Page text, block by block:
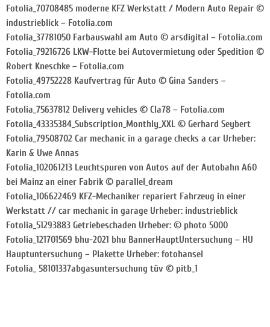
Fotolia_70708485 moderne KFZ Werkstatt / Modern Auto Repair ©
industrieblick – Fotolia.com
Fotolia_37781050 Farbauswahl am Auto © arsdigital – Fotolia.com
Fotolia_79216726 LKW-Flotte bei Autovermietung oder Spedition ©
Robert Kneschke – Fotolia.com
Fotolia_49752228 Kaufvertrag für Auto © Gina Sanders –
Fotolia.com
Fotolia_75637812 Delivery vehicles © Cla78 – Fotolia.com
Fotolia_43335384_Subscription_Monthly_XXL © Gerhard Seybert
Fotolia_79508702 Car mechanic in a garage checks a car Urheber:
Karin & Uwe Annas
Fotolia_102061213 Leuchtspuren von Autos auf der Autobahn A60
bei Mainz an einer Fabrik © parallel_dream
Fotolia_106622469 KFZ-Mechaniker repariert Fahrzeug in einer
Werkstatt // car mechanic in garage Urheber: industrieblick
Fotolia_51293883 Getriebeschaden Urheber: © photo 5000
Fotolia_121701569 bhu-2021 bhu BannerHauptUntersuchung – HU
Hauptuntersuchung – Plakette Urheber: fotohansel
Fotolia_ 58101337abgasuntersuchung tüv © pitb_1